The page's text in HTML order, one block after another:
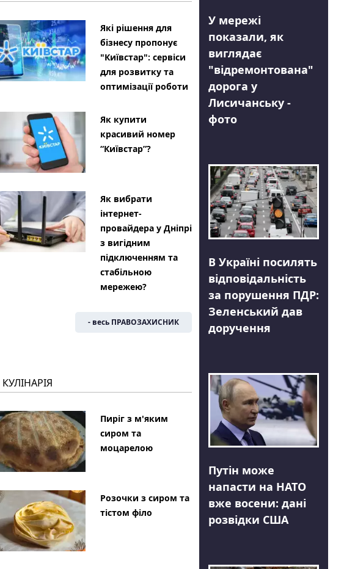
Які рішення для
бізнесу пропонує
"Київстар": сервіси
для розвитку та
оптимізації роботи
Як купити
красивий номер
“Київстар”?
Як вибрати
інтернет-
провайдера у Дніпрі
з вигідним
підключенням та
стабільною
мережею?
- весь ПРАВОЗАХИСНИК
КУЛІНАРІЯ
Пиріг з м'яким
сиром та
моцарелою
Розочки з сиром та
тістом філо
У мережі
показали, як
виглядає
"відремонтована"
дорога у
Лисичанську -
фото
В Україні посилять
відповідальність
за порушення ПДР:
Зеленський дав
доручення
Путін може
напасти на НАТО
вже восени: дані
розвідки США